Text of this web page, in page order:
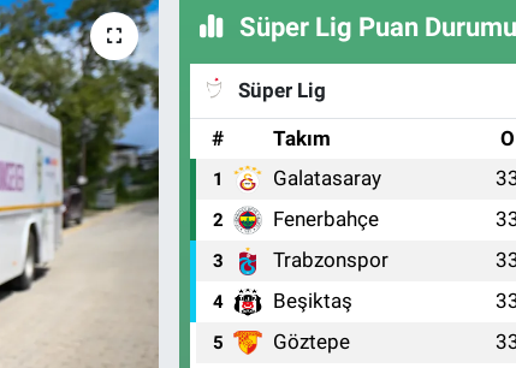
Süper Lig Puan Durumu
Süper Lig
#
Takım O
1 Galatasaray
2 Fenerbahçe
3 Trabzonspor
4 Beşiktaş
5 Göztepe